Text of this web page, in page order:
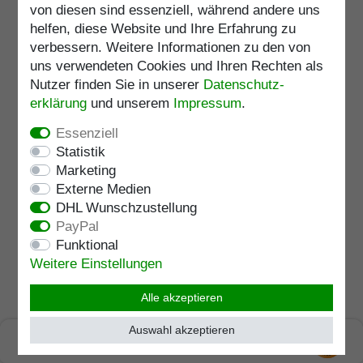
inkl. ges. MwSt. zzgl.Versandkosten
Artikelnummer3422-RS
Merkliste
cm
Belastbarkeit:120kg
Gehstock Faltstock COCKTAIL
Frucht-Blumenmuster, inkl.
In den Warenkorb
inkl. ges. MwSt.zzgl.Versandkosten
Artikelnummer
Merkliste
von diesen sind essenziell, während andere uns
helfen, diese Website und Ihre Erfahrung zu
verbessern. Weitere Informationen zu den von
uns verwendeten Cookies und Ihren Rechten als
Nutzer finden Sie in unserer Daten­schutz­
erklärung und unserem Impressum.
Essenziell
Statistik
Marketing
Externe Medien
DHL Wunschzustellung
PayPal
Funktional
Weitere Einstellungen
Alle akzeptieren
Auswahl akzeptieren
SEHR GUT